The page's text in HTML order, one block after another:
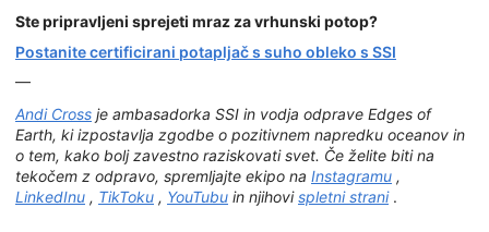
Ste pripravljeni sprejeti mraz za vrhunski potop?
Postanite certificirani potapljač s suho obleko s SSI
—
Andi Cross je ambasadorka SSI in vodja odprave Edges of
Earth, ki izpostavlja zgodbe o pozitivnem napredku oceanov in
o tem, kako bolj zavestno raziskovati svet. Če želite biti na
tekočem z odpravo, spremljajte ekipo na Instagramu ,
LinkedInu , TikToku , YouTubu in njihovi spletni strani.